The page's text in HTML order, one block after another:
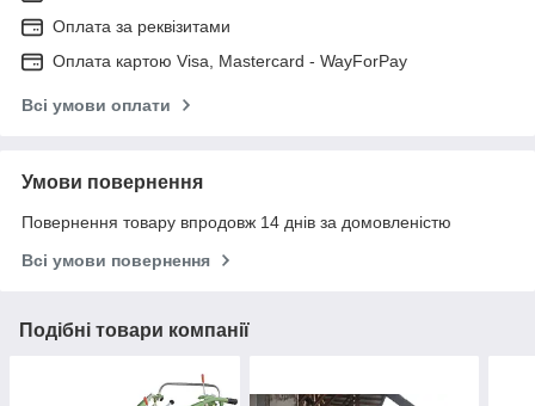
Оплата за реквізитами
Оплата картою Visa, Mastercard - WayForPay
Всі умови оплати
Умови повернення
Повернення товару впродовж 14 днів за домовленістю
Всі умови повернення
Подібні товари компанії